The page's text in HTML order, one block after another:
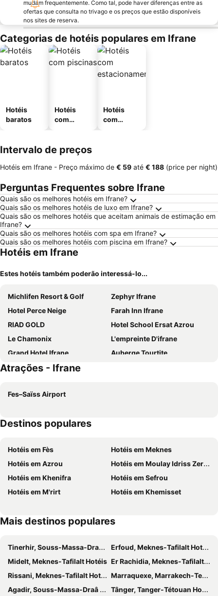
mudam frequentemente. Como tal, pode haver diferenças entre as
ofertas que consulta no trivago e os preços que estão disponíveis
nos sites de reserva.
Categorias de hotéis populares em Ifrane
Hotéis
baratos
Hotéis
com
Hotéis
com
Intervalo de preços
Hotéis em Ifrane - Preço máximo de ‎€ 59 até ‎€ 188 (price per night)
Perguntas Frequentes sobre Ifrane
Quais são os melhores hotéis em Ifrane?
Quais são os melhores hotéis de luxo em Ifrane?
Quais são os melhores hotéis que aceitam animais de estimação em
Ifrane?
Quais são os melhores hotéis com spa em Ifrane?
Quais são os melhores hotéis com piscina em Ifrane?
Hotéis em Ifrane
Estes hotéis também poderão interessá-lo...
Michlifen Resort & Golf
Zephyr Ifrane
Hotel Perce Neige
Farah Inn Ifrane
RIAD GOLD
Hotel School Ersat Azrou
Le Chamonix
L'empreinte D'ifrane
Grand Hotel Ifrane
Auberge Tourtite
Le Palais des Cerisiers
Atrações - Ifrane
Fes–Saïss Airport
Destinos populares
Hotéis em Fès
Hotéis em Meknes
Hotéis em Azrou
Hotéis em Moulay Idriss Zerhoun
Hotéis em Khenifra
Hotéis em Sefrou
Hotéis em M'rirt
Hotéis em Khemisset
Mais destinos populares
Tinerhir, Souss-Massa-Draâ Hotéis
Erfoud, Meknes-Tafilalt Hotéis
Midelt, Meknes-Tafilalt Hotéis Er Rachidia, Meknes-Tafilalt Hotéis
Rissani, Meknes-Tafilalt Hotéis
Marraquexe, Marrakech-Tensifit-El Hamra Hotéis
Agadir, Souss-Massa-Draâ Hotéis
Tânger, Tanger-Tétouan Hotéis